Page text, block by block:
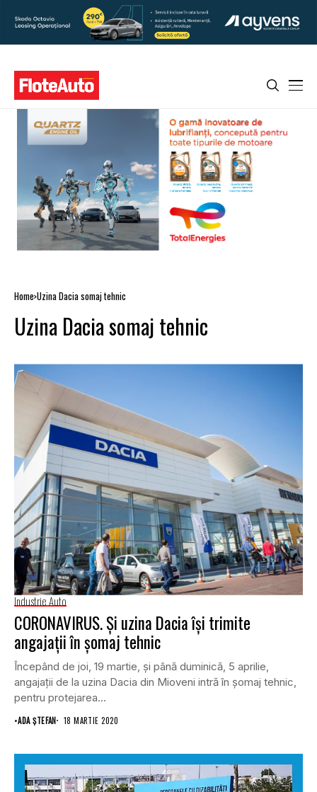
Home Uzina Dacia somaj tehnic
Uzina Dacia somaj tehnic
Industrie Auto
CORONAVIRUS. Şi uzina Dacia îşi trimite
angajaţii în şomaj tehnic
Începând de joi, 19 martie, şi până duminică, 5 aprilie,
angajaţii de la uzina Dacia din Mioveni intră în şomaj tehnic,
pentru protejarea...
•ADA ȘTEFAN 18 MARTIE 2020